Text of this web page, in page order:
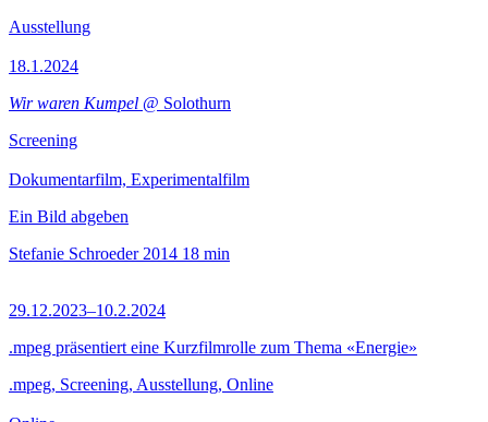
Ausstellung
18.1.2024
Wir waren Kumpel @ Solothurn
Screening
Dokumentarfilm, Experimentalfilm
Ein Bild abgeben
Stefanie Schroeder 2014 18 min
29.12.2023–10.2.2024
.mpeg präsentiert eine Kurzfilmrolle zum Thema «Energie»
.mpeg, Screening, Ausstellung, Online